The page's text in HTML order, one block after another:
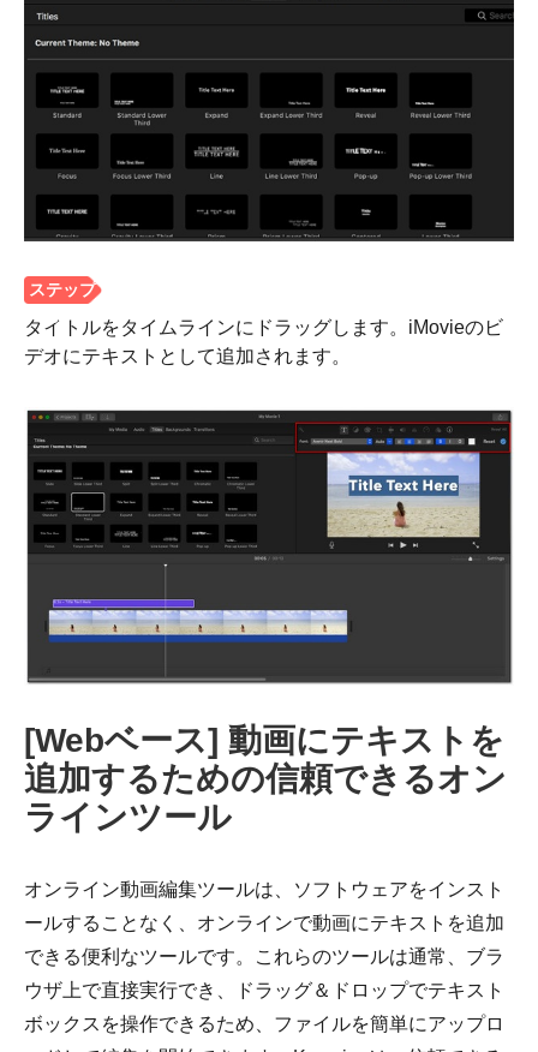
ステップ
1。
タイトルをタイムラインにドラッグします。iMovieのビ
デオにテキストとして追加されます。
[Webベース] 動画にテキストを
追加するための信頼できるオン
ラインツール
オンライン動画編集ツールは、ソフトウェアをインスト
ールすることなく、オンラインで動画にテキストを追加
できる便利なツールです。これらのツールは通常、ブラ
ウザ上で直接実行でき、ドラッグ＆ドロップでテキスト
ボックスを操作できるため、ファイルを簡単にアップロ